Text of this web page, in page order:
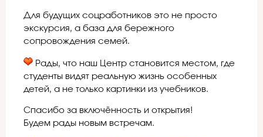
Для будущих соцработников это не просто
экскурсия, а база для бережного
сопровождения семей.
Рады, что наш Центр становится местом, где
студенты видят реальную жизнь особенных
детей, а не только картинки из учебников.
Спасибо за включённость и открытия!
Будем рады новым встречам.